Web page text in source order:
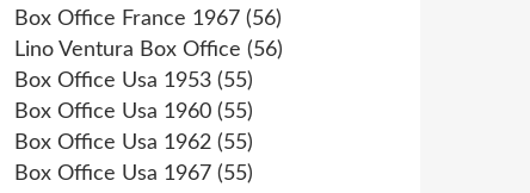
Box Office France 1967 (56)
Lino Ventura Box Office (56)
Box Office Usa 1953 (55)
Box Office Usa 1960 (55)
Box Office Usa 1962 (55)
Box Office Usa 1967 (55)